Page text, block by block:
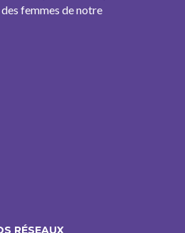
femmes de notre
RÉSEAUX